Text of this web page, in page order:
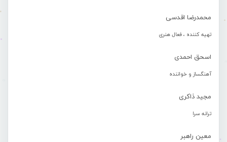
محمدرضا اقدسی
تهیه کننده ، فعال هنری
اسحق احمدی
آهنگساز و خواننده
مجید ذاکری
ترانه سرا
معین راهبر